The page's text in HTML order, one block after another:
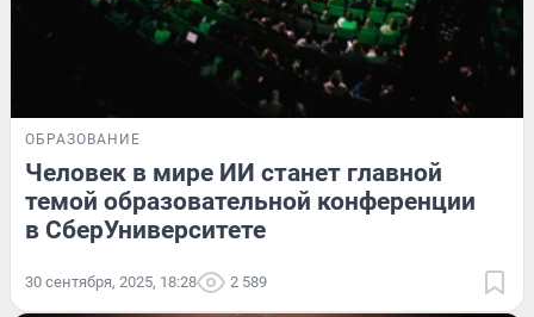
ОБРАЗОВАНИЕ
Человек в мире ИИ станет главной
темой образовательной конференции
в СберУниверситете
30 сентября, 2025, 18:28 2 589